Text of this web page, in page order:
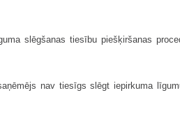
slēgšanas tiesību piešķiršanas
nav tiesīgs slēgt iepirkuma